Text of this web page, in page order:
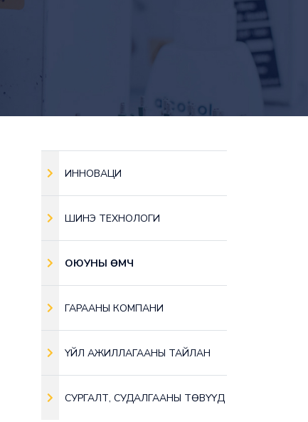
ИННОВАЦИ
ШИНЭ ТЕХНОЛОГИ
ОЮУНЫ ӨМЧ
ГАРААНЫ КОМПАНИ
ҮЙЛ АЖИЛЛАГААНЫ ТАЙЛАН
СУРГАЛТ, СУДАЛГААНЫ ТӨВҮҮД